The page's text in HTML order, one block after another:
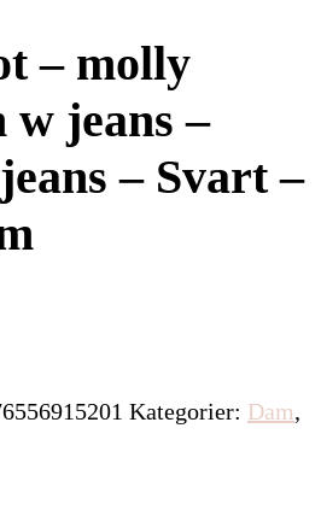
– molly
w jeans –
– Svart –
Kategorier: Dam,